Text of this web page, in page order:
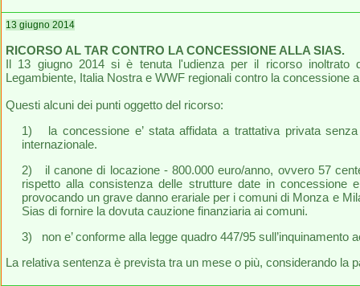
13 giugno 2014
RICORSO AL TAR CONTRO LA CONCESSIONE ALLA SIAS.
Il 13 giugno 2014 si è tenuta l'udienza per il ricorso inoltrato
Legambiente, Italia Nostra e WWF regionali contro la concessione
Questi alcuni dei punti oggetto del ricorso:
1) la concessione e’ stata affidata a trattativa privata
internazionale.
2) il canone di locazione - 800.000 euro/anno, ovvero 57
rispetto alla consistenza delle strutture date in concessione
provocando un grave danno erariale per i comuni di Monza e
Sias di fornire la dovuta cauzione finanziaria ai comuni.
3) non e’ conforme alla legge quadro 447/95 sull’inquinamento
La relativa sentenza è prevista tra un mese o più, considerando la